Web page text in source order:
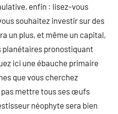
enfin : lisez-vous
souhaitez investir sur des
un plus, et même un capital,
planétaires pronostiquant
ici une ébauche primaire
que vous cherchez
pas mettre tous ses œufs
néophyte sera bien